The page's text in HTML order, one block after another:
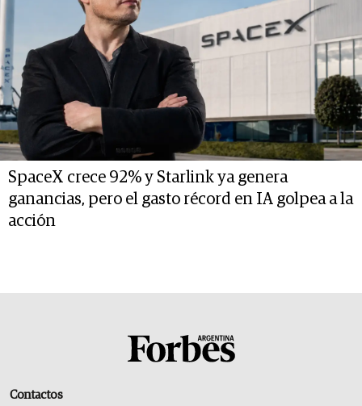
SpaceX crece 92% y Starlink ya genera
ganancias, pero el gasto récord en IA golpea a la
acción
Contactos